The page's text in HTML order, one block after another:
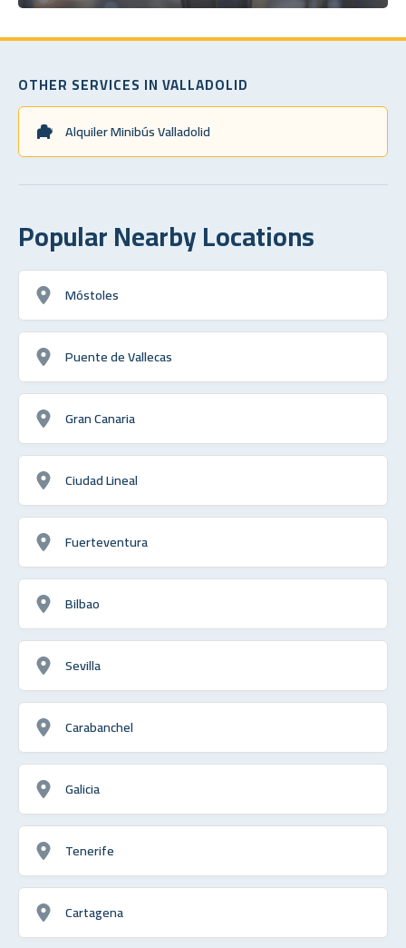
OTHER SERVICES IN VALLADOLID
Alquiler Minibús Valladolid
Popular Nearby Locations
Móstoles
Puente de Vallecas
Gran Canaria
Ciudad Lineal
Fuerteventura
Bilbao
Sevilla
Carabanchel
Galicia
Tenerife
Cartagena